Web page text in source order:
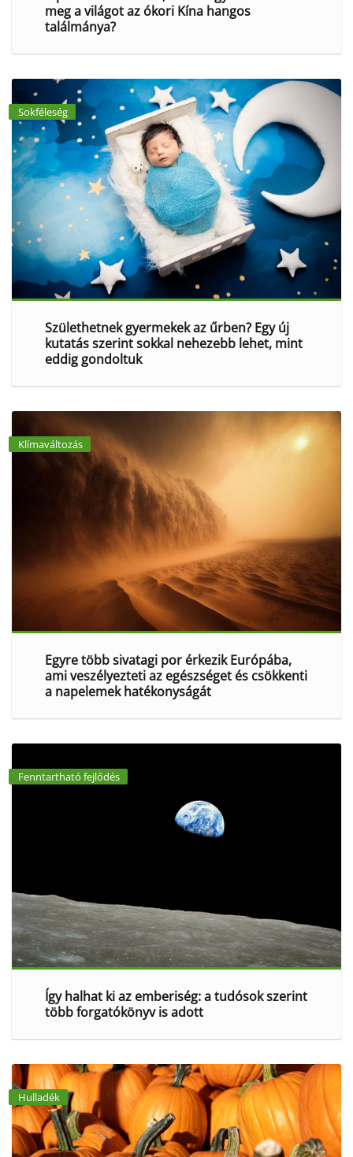
meg a világot az ókori Kína hangos
találmánya?
Sokféleség
Születhetnek gyermekek az űrben? Egy új
kutatás szerint sokkal nehezebb lehet, mint
eddig gondoltuk
Klímaváltozás
Egyre több sivatagi por érkezik Európába,
ami veszélyezteti az egészséget és csökkenti
a napelemek hatékonyságát
Fenntartható fejlődés
Így halhat ki az emberiség: a tudósok szerint
több forgatókönyv is adott
Hulladék